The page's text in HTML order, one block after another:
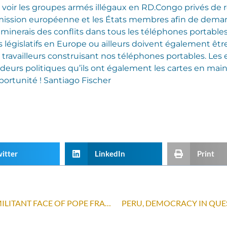
les groupes armés illégaux en RD.Congo privés de
européenne et les États membres afin de
des conflits dans tous les téléphones
législatifs en Europe ou ailleurs doivent également
construisant nos téléphones portables.
politiques qu’ils ont également les cartes en
! Santiago Fischer
LinkedIn Print
RESPECT FOR THE PLANET: THE MILITANT FACE OF POPE FRANCIS PERU, DEMOCRACY IN